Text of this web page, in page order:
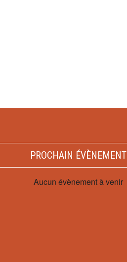
PROCHAIN ÉVÈNEMENT
Aucun évènement à venir